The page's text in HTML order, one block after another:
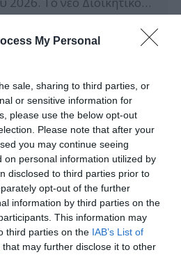
My Personal
sale, sharing to third parties, or
or sensitive information for
please use the below opt-out
Please note that after your
you may continue seeing
on personal information utilized by
disclosed to third parties prior to
opt-out of the further
information by third parties on the
This information may
third parties on the IAB’s List of
that may further disclose it to other
και αποτελείται από
Αντιπρόεδρος:
(ΑΘΗΝΟΡΑΜΑ) Γενικός
Γεωργόπουλος (LIQUID
Struecker (ANTENNA)